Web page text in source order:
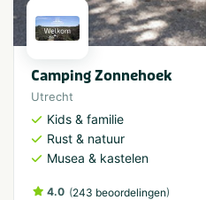
Camping Zonnehoek
Utrecht
Kids & familie
Rust & natuur
Musea & kastelen
4.0 (243 beoordelingen)